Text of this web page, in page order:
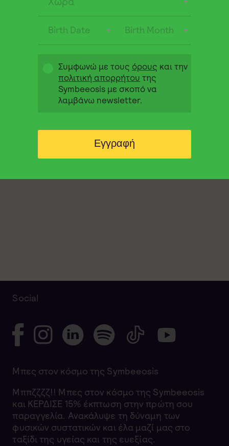
Birth Date Birth Month
Συμφωνώ με τους όρους και την
πολιτική απορρήτου της
Symbeeosis με σκοπό να
λαμβάνω newsletter.
Εγγραφή
Social
Μπες στον κόσμο της Symbeeosis
Μππζζζζ!! Μπες στον κόσμο της Symbeeosis
και ΚΕΡΔΙΣΕ 15% έκπτωση στην πρώτη σου
παραγγελία. Ανακάλυψε τη δύναμη των
φυσικών συστατικών και έλα μαζί μας στο
ταξίδι της υγείας και της ευεξίας.